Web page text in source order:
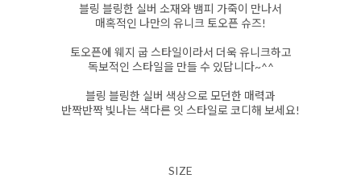
블링 블링한 실버 소재와 뱀피 가죽이 만나서
매혹적인 나만의 유니크 토오픈 슈즈!
토오픈에 웨지 굽 스타일이라서 더욱 유니크하고
독보적인 스타일을 만들 수 있답니다~^^
블링 블링한 실버 색상으로 모던한 매력과
반짝반짝 빛나는 색다른 잇 스타일로 코디해 보세요!
SIZE